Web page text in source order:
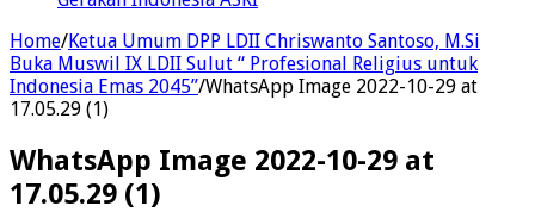
Home/Ketua Umum DPP LDII Chriswanto Santoso, M.Si
Buka Muswil IX LDII Sulut “ Profesional Religius untuk
Indonesia Emas 2045”/WhatsApp Image 2022-10-29 at
17.05.29 (1)
WhatsApp Image 2022-10-29 at
17.05.29 (1)